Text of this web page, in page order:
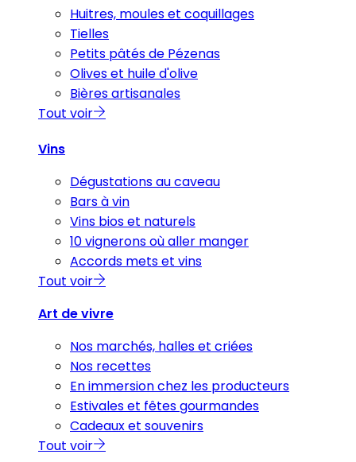
Huitres, moules et coquillages
Tielles
Petits pâtés de Pézenas
Olives et huile d'olive
Bières artisanales
Tout voir
Vins
Dégustations au caveau
Bars à vin
Vins bios et naturels
10 vignerons où aller manger
Accords mets et vins
Tout voir
Art de vivre
Nos marchés, halles et criées
Nos recettes
En immersion chez les producteurs
Estivales et fêtes gourmandes
Cadeaux et souvenirs
Tout voir